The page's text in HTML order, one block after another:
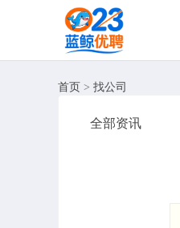
首页 > 找公司
全部资讯